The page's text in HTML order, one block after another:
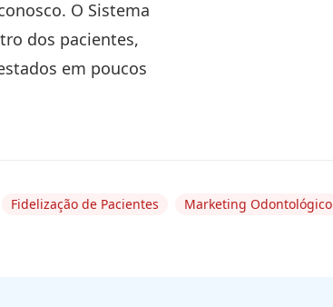
O Sistema
dos pacientes,
em poucos
Fidelização de Pacientes Marketing Odontológico